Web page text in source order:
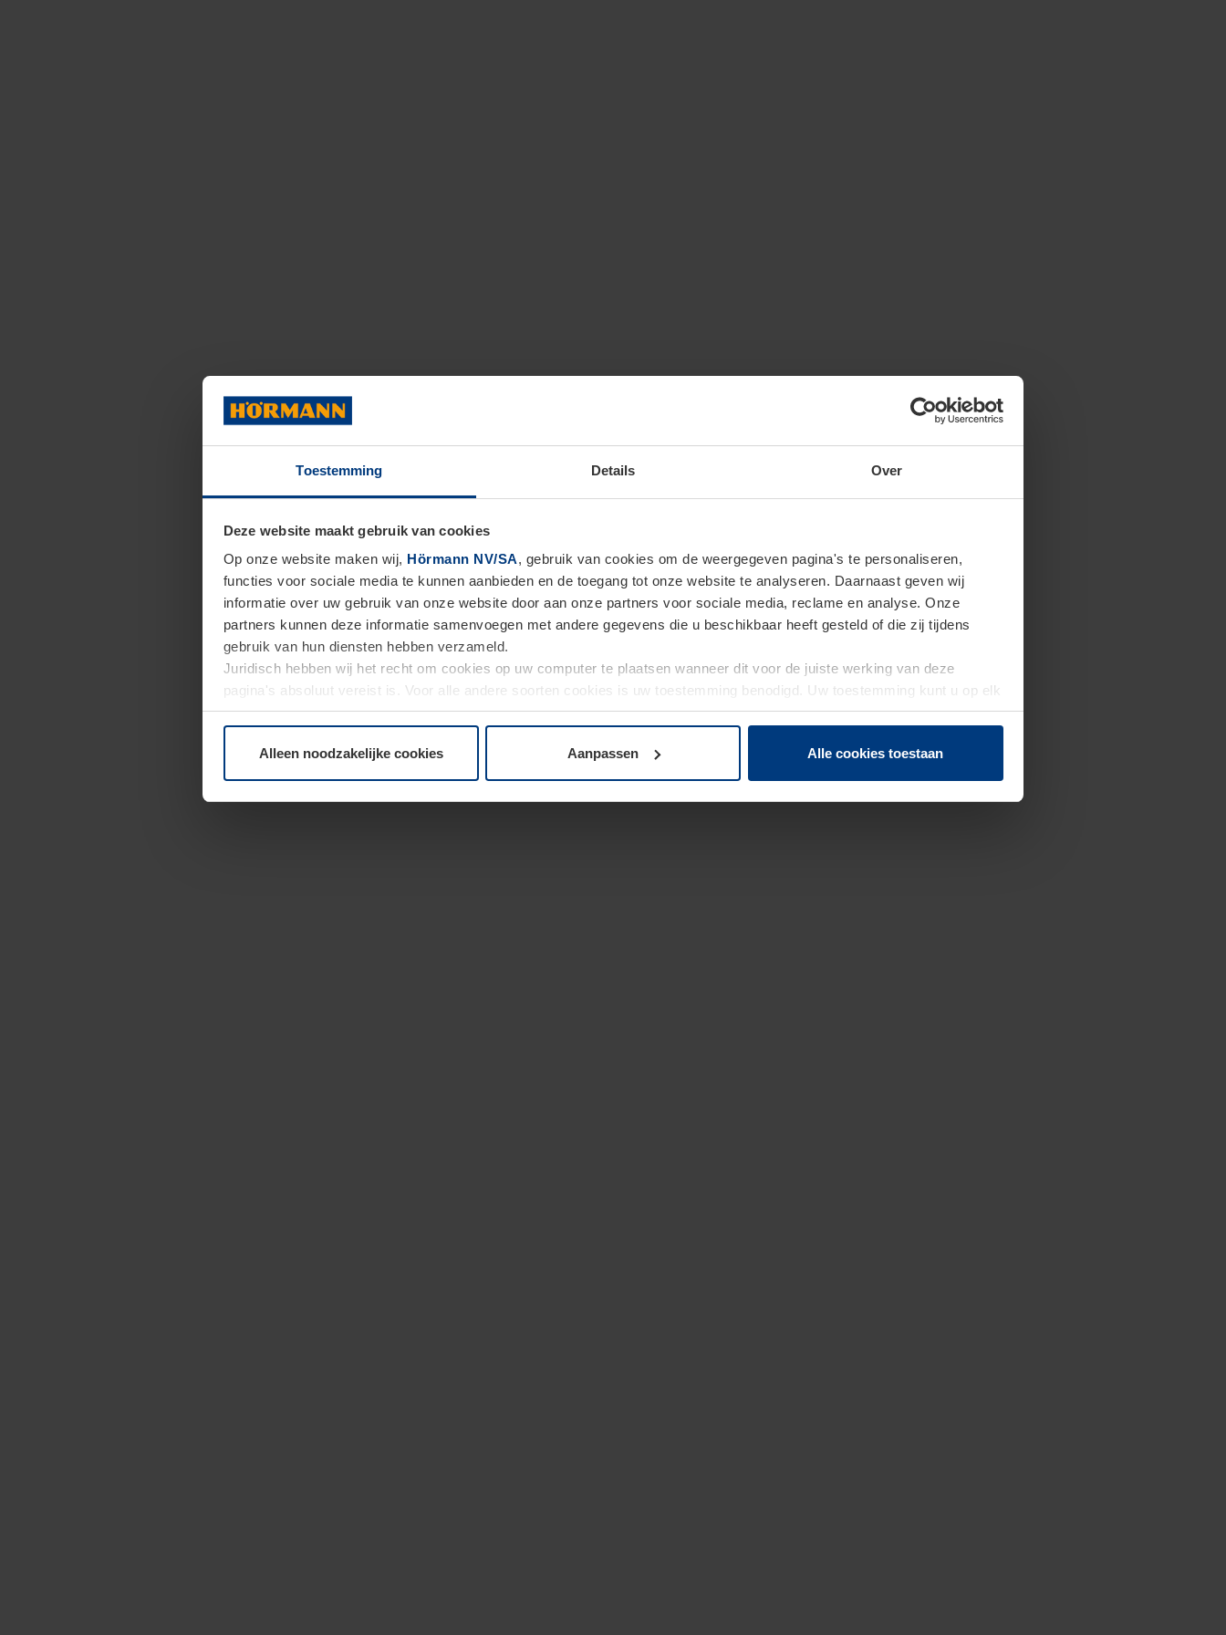
Toestemming Details Over
Deze website maakt gebruik van cookies
Op onze website maken wij, Hörmann NV/SA, gebruik van cookies om de weergegeven pagina's te personaliseren,
functies voor sociale media te kunnen aanbieden en de toegang tot onze website te analyseren. Daarnaast geven wij
informatie over uw gebruik van onze website door aan onze partners voor sociale media, reclame en analyse. Onze
partners kunnen deze informatie samenvoegen met andere gegevens die u beschikbaar heeft gesteld of die zij tijdens
gebruik van hun diensten hebben verzameld.
Juridisch hebben wij het recht om cookies op uw computer te plaatsen wanneer dit voor de juiste werking van deze
pagina's absoluut vereist is. Voor alle andere soorten cookies is uw toestemming benodigd. Uw toestemming kunt u op elk
moment bij de uitleg van de cookies op paginaPrivacyverklaringop onze website wijzigen of herroepen.
Alleen noodzakelijke cookies Aanpassen Alle cookies toestaan